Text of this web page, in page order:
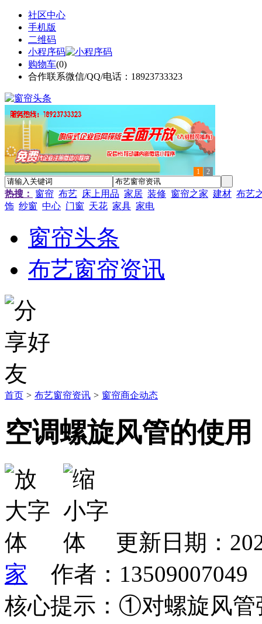
社区中心
手机版
二维码
小程序码
购物车(0)
合作联系微信/QQ/电话：18923733323
1 2
热搜： 窗帘 布艺 床上用品 家居 装修 窗帘之家 建材 布艺
饰 纱窗 中心 门窗 天花 家具 家电
窗帘头条
布艺窗帘资讯
首页 > 布艺窗帘资讯 > 窗帘商企动态
空调螺旋风管的使用
更新日期：
家 作者：
核心提示：①对螺旋风